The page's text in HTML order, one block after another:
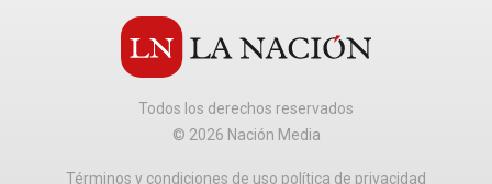
Todos los derechos reservados
© 2026 Nación Media
Términos y condiciones de uso política de privacidad